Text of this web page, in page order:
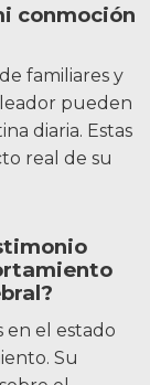
conmoción
familiares y
pueden
diaria. Estas
real de su
en el estado
Su